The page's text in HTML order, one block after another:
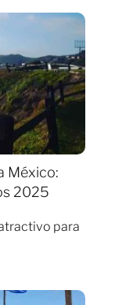
México:
2025
para